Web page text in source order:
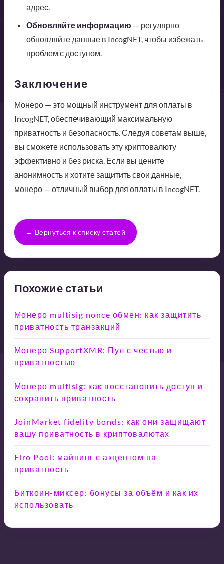
адрес.
Обновляйте информацию — регулярно
обновляйте данные в IncogNET, чтобы избежать
проблем с доступом.
Заключение
Монеро — это мощный инструмент для оплаты в
IncogNET, обеспечивающий максимальную
приватность и безопасность. Следуя советам выше,
вы сможете использовать эту криптовалюту
эффективно и без риска. Если вы цените
анонимность и хотите защитить свои данные,
монеро — отличный выбор для оплаты в IncogNET.
← Вернуться к списку статей
Похожие статьи
Монеро multisig nonce обмен: как защитить
приватность транзакций
Монеро SupportXMR: Пул с честью и
приватностью
Монеро multisig: как восстановить доступ и
сохранить приватность
JoinMarket fidelity bonds: как они защищают
вашу приватность в криптовалютах
Firo Pool: майнинг с акцентом на
приватность
Биткоин-миксер: бонусы за объём и как их
использовать